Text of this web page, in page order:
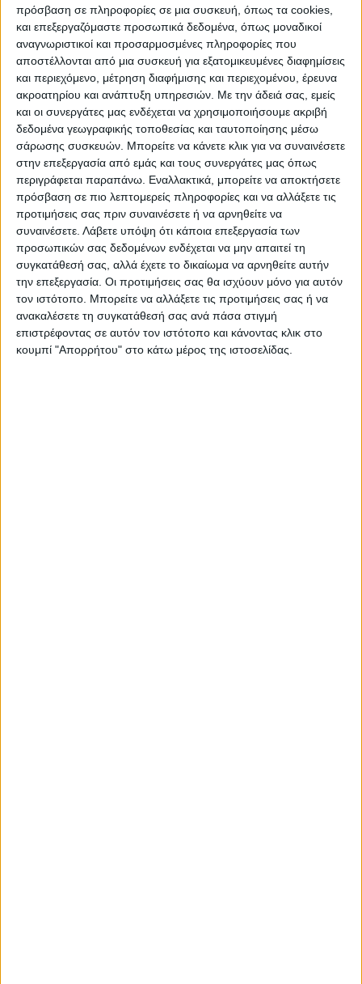
πρόσβαση σε πληροφορίες σε μια συσκευή, όπως τα cookies,
και επεξεργαζόμαστε προσωπικά δεδομένα, όπως μοναδικοί
αναγνωριστικοί και προσαρμοσμένες πληροφορίες που
αποστέλλονται από μια συσκευή για εξατομικευμένες διαφημίσεις
και περιεχόμενο, μέτρηση διαφήμισης και περιεχομένου, έρευνα
ακροατηρίου και ανάπτυξη υπηρεσιών. Με την άδειά σας, εμείς
και οι συνεργάτες μας ενδέχεται να χρησιμοποιήσουμε ακριβή
δεδομένα γεωγραφικής τοποθεσίας και ταυτοποίησης μέσω
σάρωσης συσκευών. Μπορείτε να κάνετε κλικ για να συναινέσετε
στην επεξεργασία από εμάς και τους συνεργάτες μας όπως
περιγράφεται παραπάνω. Εναλλακτικά, μπορείτε να αποκτήσετε
πρόσβαση σε πιο λεπτομερείς πληροφορίες και να αλλάξετε τις
προτιμήσεις σας πριν συναινέσετε ή να αρνηθείτε να
συναινέσετε. Λάβετε υπόψη ότι κάποια επεξεργασία των
προσωπικών σας δεδομένων ενδέχεται να μην απαιτεί τη
συγκατάθεσή σας, αλλά έχετε το δικαίωμα να αρνηθείτε αυτήν
την επεξεργασία. Οι προτιμήσεις σας θα ισχύουν μόνο για αυτόν
τον ιστότοπο. Μπορείτε να αλλάξετε τις προτιμήσεις σας ή να
ανακαλέσετε τη συγκατάθεσή σας ανά πάσα στιγμή
επιστρέφοντας σε αυτόν τον ιστότοπο και κάνοντας κλικ στο
κουμπί "Απορρήτου" στο κάτω μέρος της ιστοσελίδας.
Πλαστικοποιητής Ρολού GBC Ultima EZ-Load 35
€ 853.00